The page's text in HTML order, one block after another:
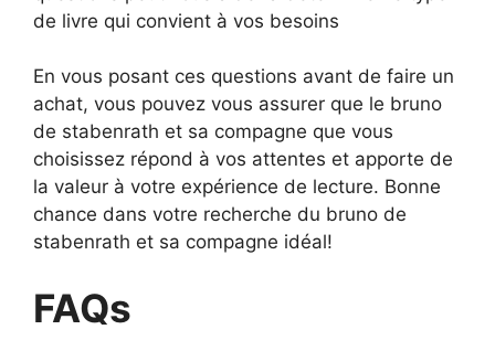
de livre qui convient à vos besoins
En vous posant ces questions avant de faire un
achat, vous pouvez vous assurer que le bruno
de stabenrath et sa compagne que vous
choisissez répond à vos attentes et apporte de
la valeur à votre expérience de lecture. Bonne
chance dans votre recherche du bruno de
stabenrath et sa compagne idéal!
FAQs